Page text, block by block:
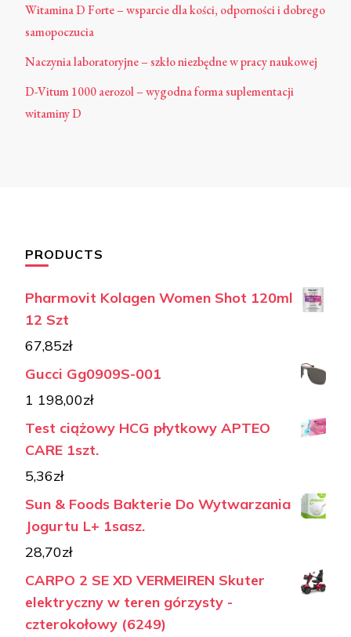
Witamina D Forte – wsparcie dla kości, odporności i dobrego
samopoczucia
Naczynia laboratoryjne – szkło niezbędne w pracy naukowej
D-Vitum 1000 aerozol – wygodna forma suplementacji
witaminy D
PRODUCTS
Pharmovit Kolagen Women Shot 120ml
12 Szt
67,85zł
Gucci Gg0909S-001
1 198,00zł
Test ciążowy HCG płytkowy APTEO
CARE 1szt.
5,36zł
Sun & Foods Bakterie Do Wytwarzania
Jogurtu L+ 1sasz.
28,70zł
CARPO 2 SE XD VERMEIREN Skuter
elektryczny w teren górzysty -
czterokołowy (6249)